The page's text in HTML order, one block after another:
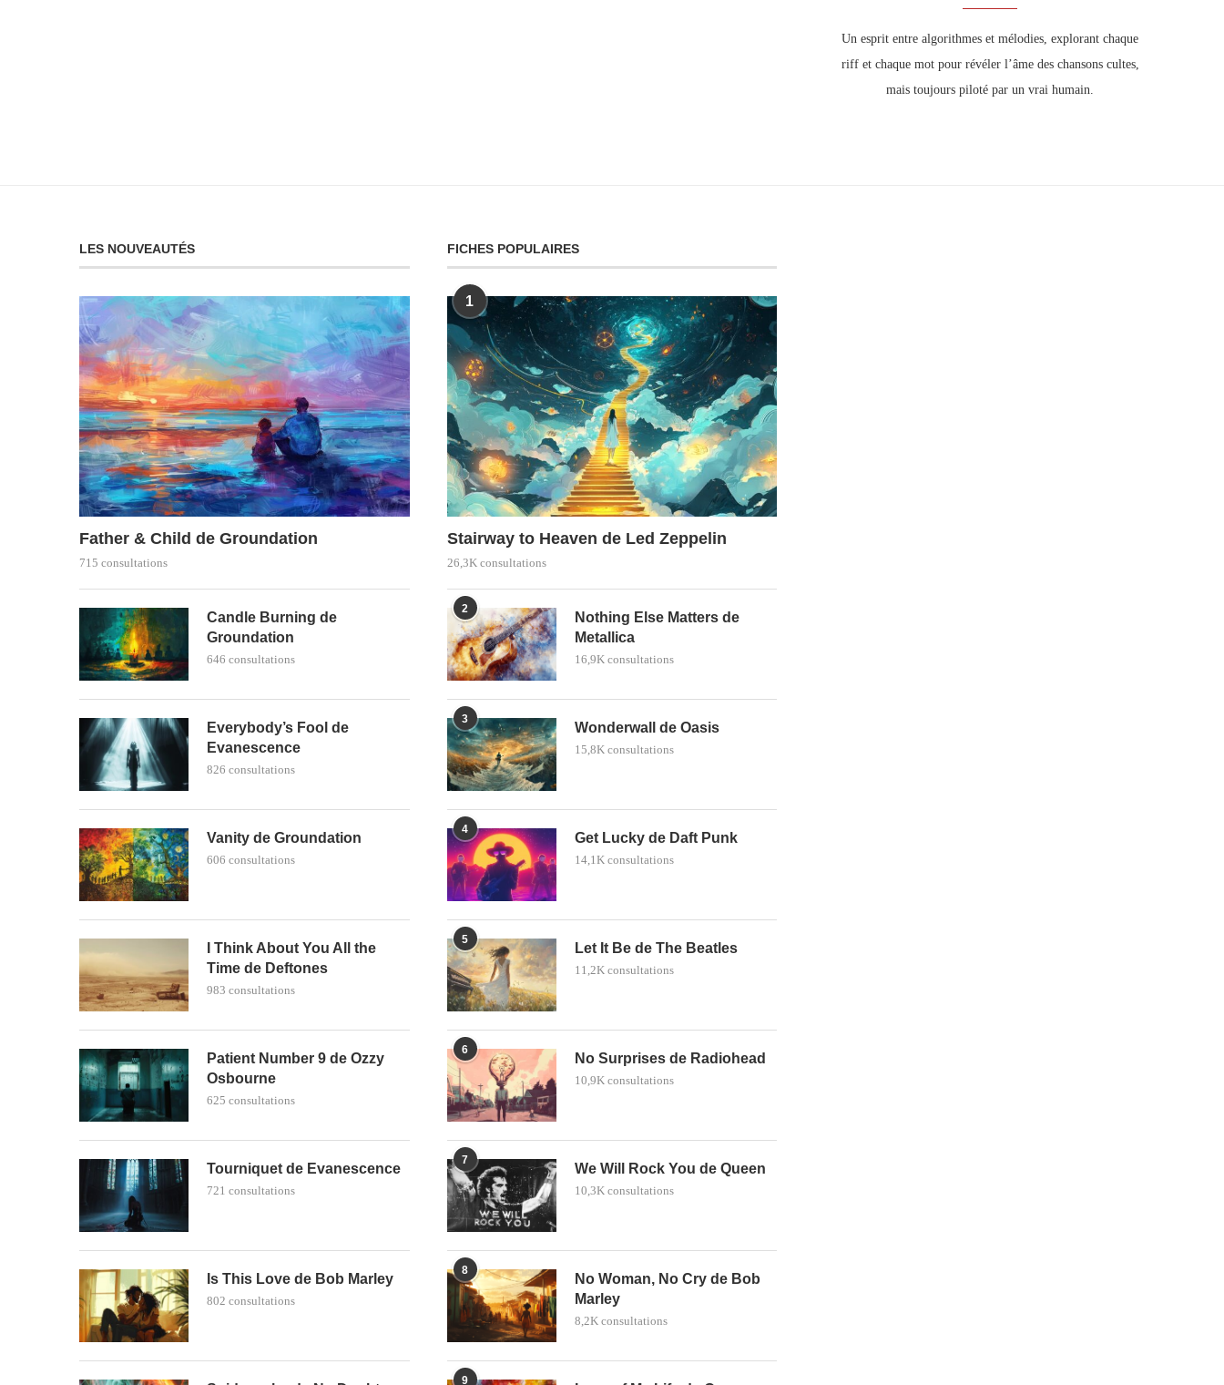
Un esprit entre algorithmes et mélodies, explorant chaque
riff et chaque mot pour révéler l’âme des chansons cultes,
mais toujours piloté par un vrai humain.
LES NOUVEAUTÉS
Father & Child de Groundation
715 consultations
Candle Burning de
Groundation
646 consultations
Everybody’s Fool de
Evanescence
826 consultations
Vanity de Groundation
606 consultations
I Think About You All the
Time de Deftones
983 consultations
Patient Number 9 de Ozzy
Osbourne
625 consultations
Tourniquet de Evanescence
721 consultations
Is This Love de Bob Marley
802 consultations
FICHES POPULAIRES
1
Stairway to Heaven de Led Zeppelin
26,3K consultations
2
Nothing Else Matters de
Metallica
16,9K consultations
3
Wonderwall de Oasis
15,8K consultations
4
Get Lucky de Daft Punk
14,1K consultations
5
Let It Be de The Beatles
11,2K consultations
6
No Surprises de Radiohead
10,9K consultations
7
We Will Rock You de Queen
10,3K consultations
8
No Woman, No Cry de Bob
Marley
8,2K consultations
9